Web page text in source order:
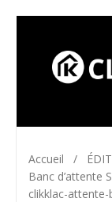
Accueil /
Banc d’attente
clikklac-